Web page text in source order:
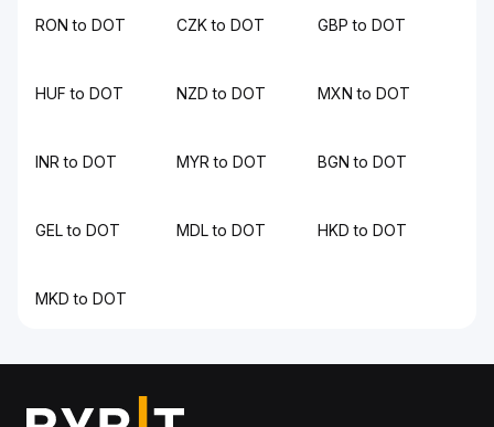
RON to DOT CZK to DOT GBP to DOT
HUF to DOT NZD to DOT MXN to DOT
INR to DOT MYR to DOT BGN to DOT
GEL to DOT MDL to DOT HKD to DOT
MKD to DOT